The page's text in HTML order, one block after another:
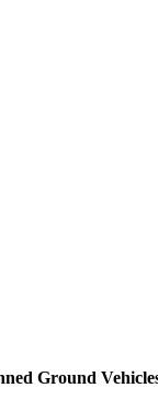
Ground